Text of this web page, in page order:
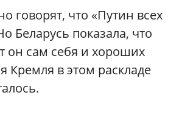
говорят, что «Путин всех
Беларусь показала, что
он сам себя и хороших
Кремля в этом раскладе